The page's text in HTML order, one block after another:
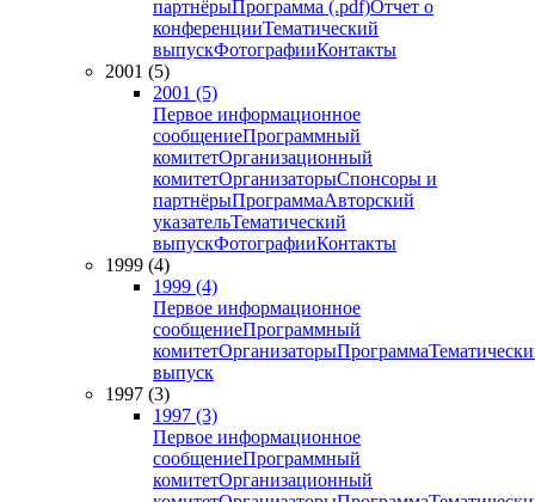
партнёрыПрограмма (.pdf)Отчет о
конференцииТематический
выпускФотографииКонтакты
2001 (5)
2001 (5)
Первое информационное
сообщениеПрограммный
комитетОрганизационный
комитетОрганизаторыСпонсоры и
партнёрыПрограммаАвторский
указательТематический
выпускФотографииКонтакты
1999 (4)
1999 (4)
Первое информационное
сообщениеПрограммный
комитетОрганизаторыПрограмма
выпуск
1997 (3)
1997 (3)
Первое информационное
сообщениеПрограммный
комитетОрганизационный